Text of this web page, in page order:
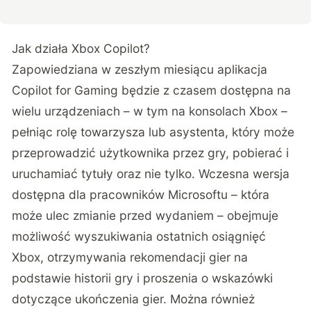
Jak działa Xbox Copilot?
Zapowiedziana w zeszłym miesiącu aplikacja
Copilot for Gaming będzie z czasem dostępna na
wielu urządzeniach – w tym na konsolach Xbox –
pełniąc rolę towarzysza lub asystenta, który może
przeprowadzić użytkownika przez gry, pobierać i
uruchamiać tytuły oraz nie tylko. Wczesna wersja
dostępna dla pracowników Microsoftu – która
może ulec zmianie przed wydaniem – obejmuje
możliwość wyszukiwania ostatnich osiągnięć
Xbox, otrzymywania rekomendacji gier na
podstawie historii gry i proszenia o wskazówki
dotyczące ukończenia gier. Można również